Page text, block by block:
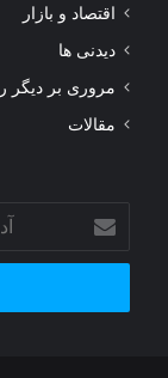
اقتصاد و بازار
دیدنی ها
مروری بر دیگر
مقالات
آدرس
ایمیل
خود
وارد